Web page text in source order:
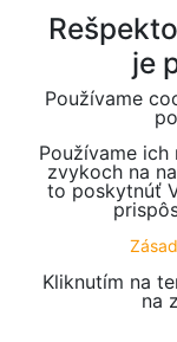
je
Používame
Používame
zvykoch na
to poskytnúť
Kliknutím na
na